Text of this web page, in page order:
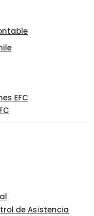
EFC
de Asistencia